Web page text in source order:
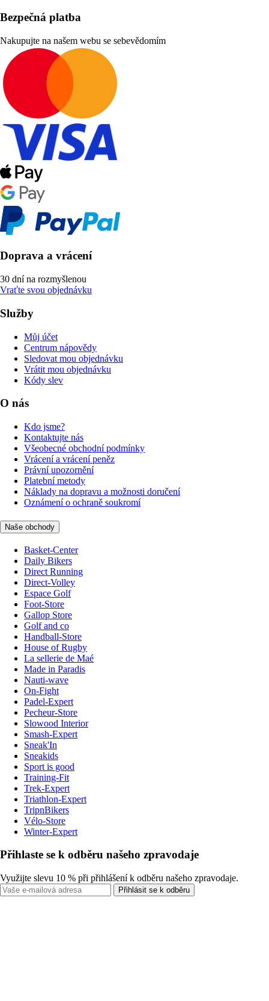
Bezpečná platba
Nakupujte na našem webu se sebevědomím
Doprava a vrácení
30 dní na rozmyšlenou
Vraťte svou objednávku
Služby
Můj účet
Centrum nápovědy
Sledovat mou objednávku
Vrátit mou objednávku
Kódy slev
O nás
Kdo jsme?
Kontaktujte nás
Všeobecné obchodní podmínky
Vrácení a vrácení peněz
Právní upozornění
Platební metody
Náklady na dopravu a možnosti doručení
Oznámení o ochraně soukromí
Naše obchody
Basket-Center
Daily Bikers
Direct Running
Direct-Volley
Espace Golf
Foot-Store
Gallop Store
Golf and co
Handball-Store
House of Rugby
La sellerie de Maé
Made in Paradis
Nauti-wave
On-Fight
Padel-Expert
Pecheur-Store
Slowood Interior
Smash-Expert
Sneak'In
Sneakids
Sport is good
Training-Fit
Trek-Expert
Triathlon-Expert
TripnBikers
Vélo-Store
Winter-Expert
Přihlaste se k odběru našeho zpravodaje
Využijte slevu 10 % při přihlášení k odběru našeho zpravodaje.
Přihlásit se k odběru